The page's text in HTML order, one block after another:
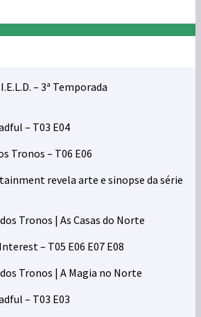
– 3ª Temporada
– T03 E04
Tronos – T06 E06
revela arte e sinopse da série
Tronos | As Casas do Norte
– T05 E06 E07 E08
Tronos | A Magia no Norte
– T03 E03